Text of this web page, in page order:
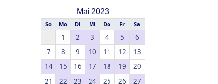
Mai 2023
So Mo Di Mi Do Fr Sa
1 2 3 4 5
6
7
8 9 10 11 12
13
14
15 16 17 18 19
20
21
22 23 24 25 26 27